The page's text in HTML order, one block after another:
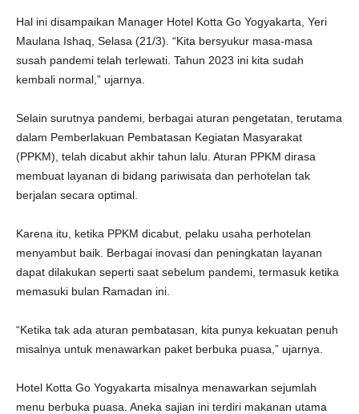
Hal ini disampaikan Manager Hotel Kotta Go Yogyakarta, Yeri
Maulana Ishaq, Selasa (21/3). “Kita bersyukur masa-masa
susah pandemi telah terlewati. Tahun 2023 ini kita sudah
kembali normal,” ujarnya.
Selain surutnya pandemi, berbagai aturan pengetatan, terutama
dalam Pemberlakuan Pembatasan Kegiatan Masyarakat
(PPKM), telah dicabut akhir tahun lalu. Aturan PPKM dirasa
membuat layanan di bidang pariwisata dan perhotelan tak
berjalan secara optimal.
Karena itu, ketika PPKM dicabut, pelaku usaha perhotelan
menyambut baik. Berbagai inovasi dan peningkatan layanan
dapat dilakukan seperti saat sebelum pandemi, termasuk ketika
memasuki bulan Ramadan ini.
“Ketika tak ada aturan pembatasan, kita punya kekuatan penuh
misalnya untuk menawarkan paket berbuka puasa,” ujarnya.
Hotel Kotta Go Yogyakarta misalnya menawarkan sejumlah
menu berbuka puasa. Aneka sajian ini terdiri makanan utama